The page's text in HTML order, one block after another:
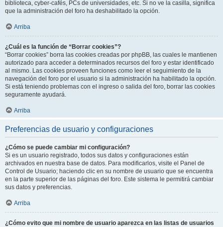
biblioteca, cyber-cafés, PCs de universidades, etc. Si no ve la casilla, significa
que la administración del foro ha deshabilitado la opción.
Arriba
¿Cuál es la función de “Borrar cookies”?
“Borrar cookies” borra las cookies creadas por phpBB, las cuales le mantienen
autorizado para acceder a determinados recursos del foro y estar identificado
al mismo. Las cookies proveen funciones como leer el seguimiento de la
navegación del foro por el usuario si la administración ha habilitado la opción.
Si está teniendo problemas con el ingreso o salida del foro, borrar las cookies
seguramente ayudará.
Arriba
Preferencias de usuario y configuraciones
¿Cómo se puede cambiar mi configuración?
Si es un usuario registrado, todos sus datos y configuraciones están
archivados en nuestra base de datos. Para modificarlos, visite el Panel de
Control de Usuario; haciendo clic en su nombre de usuario que se encuentra
en la parte superior de las páginas del foro. Este sistema le permitirá cambiar
sus datos y preferencias.
Arriba
¿Cómo evito que mi nombre de usuario aparezca en las listas de usuarios